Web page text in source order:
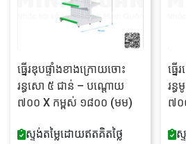
ធ្នើរឌុបផ្ទាំងខាងក្រោយចោះ
រន្ធសោ ៥ ជាន់ – បណ្តោយ
៧០០ X កម្ពស់ ១៨០០ (មម)
ស្ទង់តម្លៃដោយឥតគិតថ្លៃ
ធ្ន
រន្
៧០
ស្